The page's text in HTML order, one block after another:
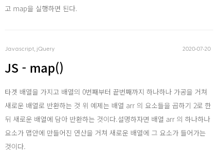
Reactjs
React Native
iOS
Android
고 map을 실행하면 된다.
Javascript, jQuery 2020‧07‧20
JS - map()
타겟 배열을 가지고 배열의 0번째부터 끝번째까지 하나하나 가공을 거쳐
새로운 배열로 반환하는 것 위 예제는 배열 arr 의 요소들을 곱하기 2로 한
뒤 새로운 배열에 담아 반환하는 것이다.설명하자면 배열 arr 의 하나하나
요소가 맵안에 만들어진 연산을 거쳐 새로운 배열에 그 요소가 들어가는
것이다.